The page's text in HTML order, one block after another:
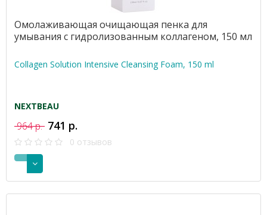
Омолаживающая очищающая пенка для
умывания с гидролизованным коллагеном, 150 мл
Collagen Solution Intensive Cleansing Foam, 150 ml
NEXTBEAU
964 р. 741 р.
0 отзывов